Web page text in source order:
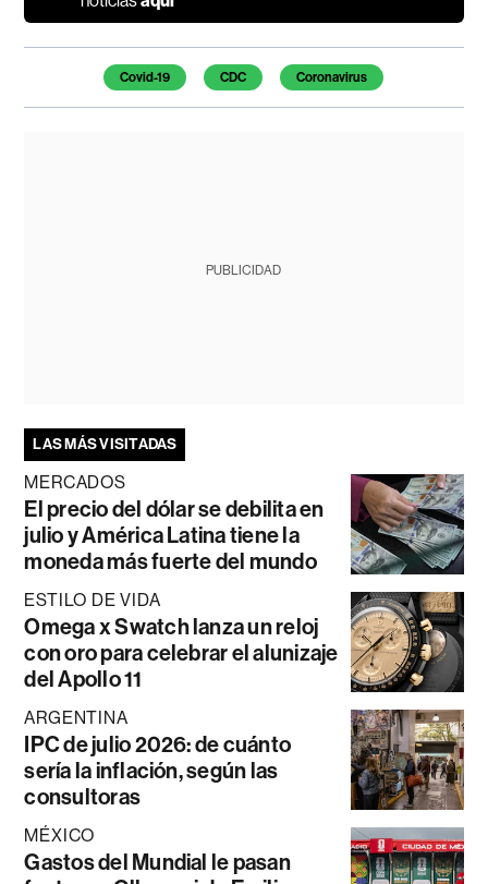
Temas de este artículo
Covid-19 CDC Coronavirus
PUBLICIDAD
LAS MÁS VISITADAS
MERCADOS
El precio del dólar se debilita en
julio y América Latina tiene la
moneda más fuerte del mundo
ESTILO DE VIDA
Omega x Swatch lanza un reloj
con oro para celebrar el alunizaje
del Apollo 11
ARGENTINA
IPC de julio 2026: de cuánto
sería la inflación, según las
consultoras
MÉXICO
Gastos del Mundial le pasan